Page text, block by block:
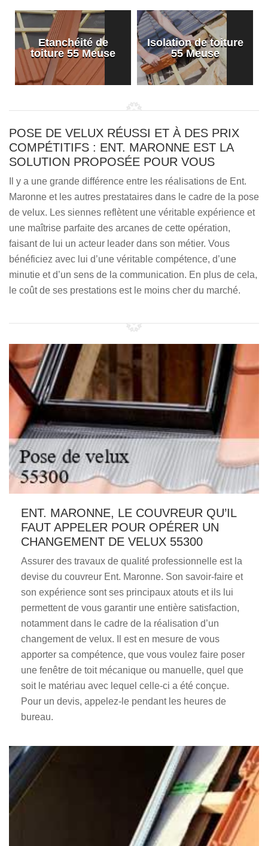
Etanchéité de
toiture 55 Meuse
Isolation de toiture
55 Meuse
POSE DE VELUX RÉUSSI ET À DES PRIX
COMPÉTITIFS : ENT. MARONNE EST LA
SOLUTION PROPOSÉE POUR VOUS
Il y a une grande différence entre les réalisations de Ent.
Maronne et les autres prestataires dans le cadre de la pose
de velux. Les siennes reflètent une véritable expérience et
une maîtrise parfaite des arcanes de cette opération,
faisant de lui un acteur leader dans son métier. Vous
bénéficiez avec lui d’une véritable compétence, d’une
minutie et d’un sens de la communication. En plus de cela,
le coût de ses prestations est le moins cher du marché.
ENT. MARONNE, LE COUVREUR QU’IL
FAUT APPELER POUR OPÉRER UN
CHANGEMENT DE VELUX 55300
Assurer des travaux de qualité professionnelle est la
devise du couvreur Ent. Maronne. Son savoir-faire et
son expérience sont ses principaux atouts et ils lui
permettent de vous garantir une entière satisfaction,
notamment dans le cadre de la réalisation d’un
changement de velux. Il est en mesure de vous
apporter sa compétence, que vous voulez faire poser
une fenêtre de toit mécanique ou manuelle, quel que
soit le matériau avec lequel celle-ci a été conçue.
Pour un devis, appelez-le pendant les heures de
bureau.